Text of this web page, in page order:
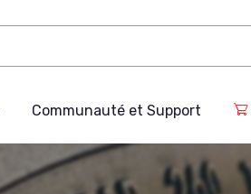
Communauté et Support